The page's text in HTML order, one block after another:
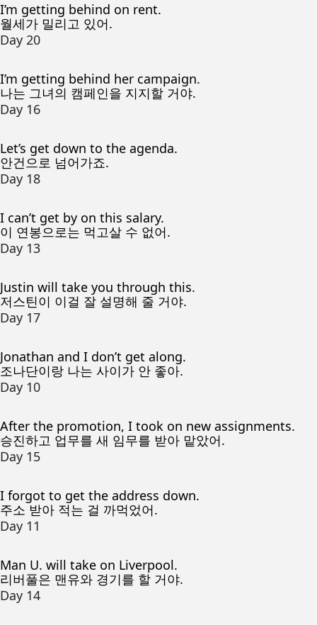
I’m getting behind on rent.
월세가 밀리고 있어.
Day 20
I’m getting behind her campaign.
나는 그녀의 캠페인을 지지할 거야.
Day 16
Let’s get down to the agenda.
안건으로 넘어가죠.
Day 18
I can’t get by on this salary.
이 연봉으로는 먹고살 수 없어.
Day 13
Justin will take you through this.
저스틴이 이걸 잘 설명해 줄 거야.
Day 17
Jonathan and I don’t get along.
조나단이랑 나는 사이가 안 좋아.
Day 10
After the promotion, I took on new assignments.
승진하고 업무를 새 임무를 받아 맡았어.
Day 15
I forgot to get the address down.
주소 받아 적는 걸 까먹었어.
Day 11
Man U. will take on Liverpool.
리버풀은 맨유와 경기를 할 거야.
Day 14